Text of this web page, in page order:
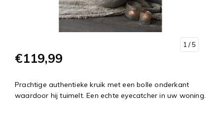
1 / 5
€119,99
Prachtige authentieke kruik met een bolle onderkant
waardoor hij tuimelt. Een echte eyecatcher in uw woning.